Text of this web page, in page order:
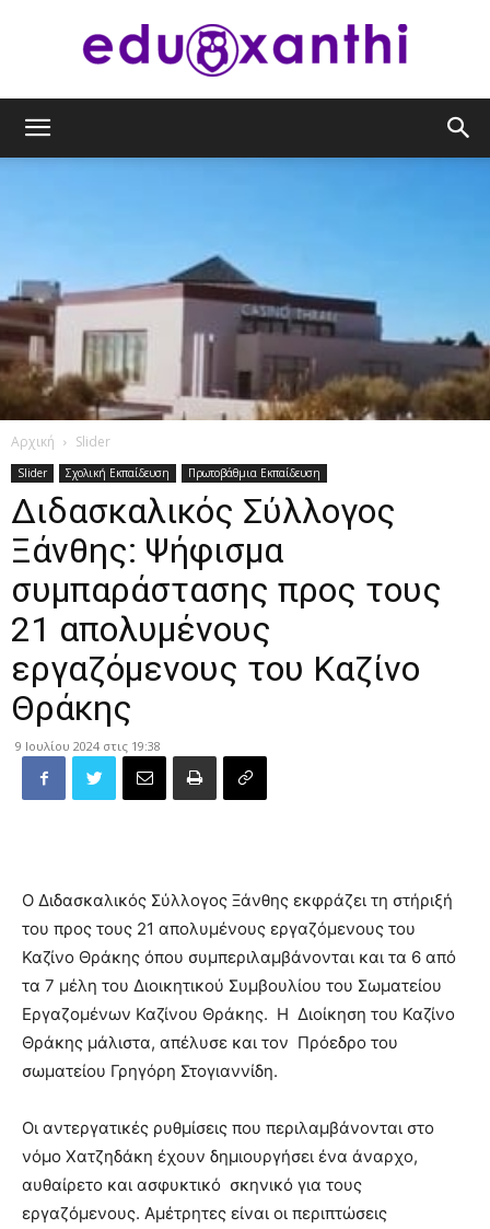
Αρχική Slider
Slider Σχολική Εκπαίδευση Πρωτοβάθμια Εκπαίδευση
Διδασκαλικός Σύλλογος
Ξάνθης: Ψήφισμα
συμπαράστασης προς τους
21 απολυμένους
εργαζόμενους του Καζίνο
Θράκης
9 Ιουλίου 2024 στις 19:38
Ο Διδασκαλικός Σύλλογος Ξάνθης εκφράζει τη στήριξή
του προς τους 21 απολυμένους εργαζόμενους του
Καζίνο Θράκης όπου συμπεριλαμβάνονται και τα 6 από
τα 7 μέλη του Διοικητικού Συμβουλίου του Σωματείου
Εργαζομένων Καζίνου Θράκης. Η Διοίκηση του Καζίνο
Θράκης μάλιστα, απέλυσε και τον Πρόεδρο του
σωματείου Γρηγόρη Στογιαννίδη.
Οι αντεργατικές ρυθμίσεις που περιλαμβάνονται στο
νόμο Χατζηδάκη έχουν δημιουργήσει ένα άναρχο,
αυθαίρετο και ασφυκτικό σκηνικό για τους
εργαζόμενους. Αμέτρητες είναι οι περιπτώσεις